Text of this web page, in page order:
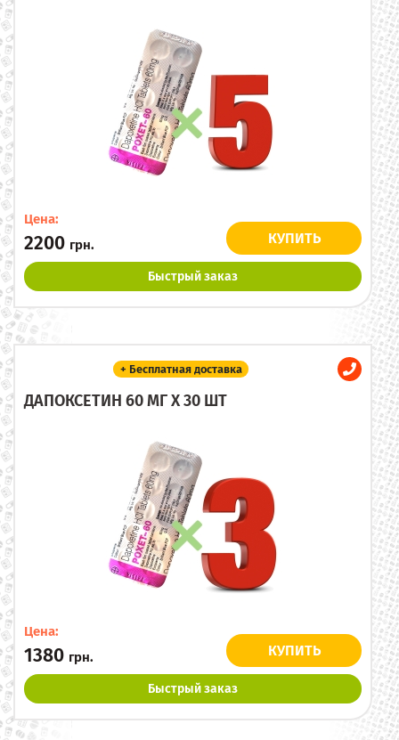
Цена:
2200 грн. КУПИТЬ
Быстрый заказ
+ Бесплатная доставка
ДАПОКСЕТИН 60 МГ X 30 ШТ
Цена:
1380 грн. КУПИТЬ
Быстрый заказ